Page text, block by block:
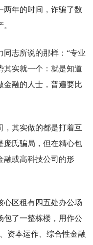
两年的时间，诈骗了数
志所说的那样：“专业
其实就一个：就是知道
金融的人士，普遍要比
，其实做的都是打着互
庞氏骗局，但在精心包
融或高科技公司的形
心区租有四五处办公场
包了一整栋楼，用作公
资本运作、综合性金融